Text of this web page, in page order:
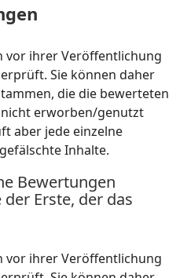
vor ihrer Veröffentlichung
Sie können daher
die die bewerteten
erworben/genutzt
aber jede einzelne
Inhalte.
Bewertungen
Erste, der das
vor ihrer Veröffentlichung